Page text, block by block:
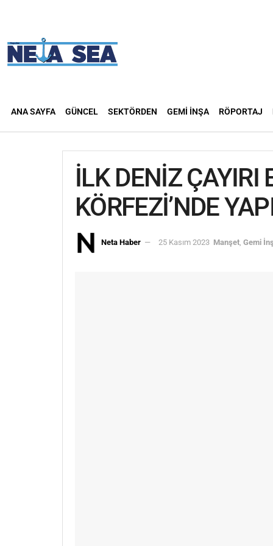
ANA SAYFA GÜNCEL SEKTÖRDEN GEMI İNŞA RÖPORTAJ
İLK DENİZ ÇAYIRI
KÖRFEZİ’NDE
Neta Haber 25 Kasım 2023 Manşet Gemi